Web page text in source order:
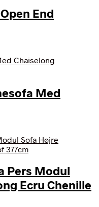
End
Med
kr..
Pers Modul
Ecru Chenille